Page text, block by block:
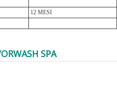
12 MESI
SPA